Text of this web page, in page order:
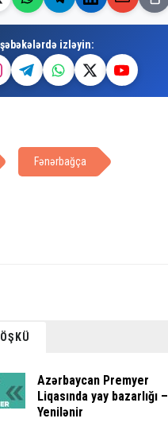
izləyin:
Fənərbağça
Azərbaycan Premyer
Liqasında yay bazarlığı –
Yenilənir